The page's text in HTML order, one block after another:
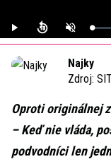
Play Unmute
0%
Najky
Zdroj:
Oproti originálnej
– Keď nie vláda,
podvodníci len